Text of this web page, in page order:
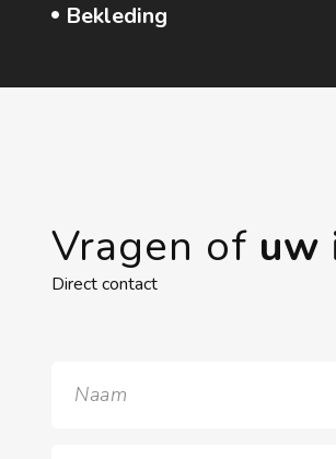
Bekleding
Vragen of uw
Direct contact